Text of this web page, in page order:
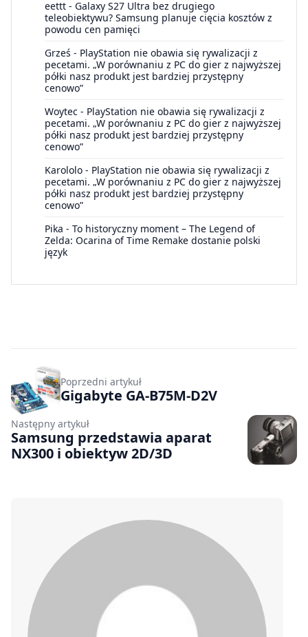
eettt - Galaxy S27 Ultra bez drugiego
teleobiektywu? Samsung planuje cięcia kosztów z
powodu cen pamięci
Grześ - PlayStation nie obawia się rywalizacji z
pecetami. „W porównaniu z PC do gier z najwyższej
półki nasz produkt jest bardziej przystępny
cenowo”
Woytec - PlayStation nie obawia się rywalizacji z
pecetami. „W porównaniu z PC do gier z najwyższej
półki nasz produkt jest bardziej przystępny
cenowo”
Karololo - PlayStation nie obawia się rywalizacji z
pecetami. „W porównaniu z PC do gier z najwyższej
półki nasz produkt jest bardziej przystępny
cenowo”
Pika - To historyczny moment – The Legend of
Zelda: Ocarina of Time Remake dostanie polski
język
Poprzedni artykuł
Gigabyte GA-B75M-D2V
Następny artykuł
Samsung przedstawia aparat
NX300 i obiektyw 2D/3D